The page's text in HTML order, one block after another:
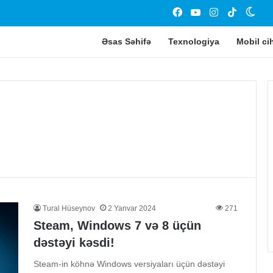
Facebook
YouTubeInstagram
TikTok
Əsas Səhifə Texnologiya Mobil
Tural Hüseynov 2 Yanvar 2024 271
Steam, Windows 7 və 8 üçün
dəstəyi kəsdi!
Steam-in köhnə Windows versiyaları üçün dəstəyi
ə keçid
AMD, FSR 3.1’i GDC 2024’də
təqdim edib.